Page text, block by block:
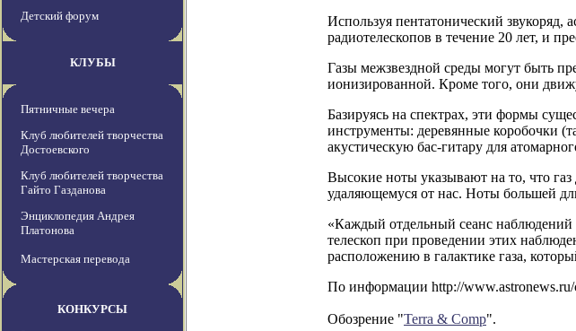
Детский форум
КЛУБЫ
Пятничные вечера
Клуб любителей творчества
Достоевского
Клуб любителей творчества
Гайто Газданова
Энциклопедия Андрея
Платонова
Мастерская перевода
КОНКУРСЫ
Используя пентатонический
радиотелескопов в течение 20 лет, и
Газы межзвездной среды могут быть
ионизированной. Кроме того, они
Базируясь на спектрах, эти формы
инструменты: деревянные коробочки
акустическую бас-гитару для
Высокие ноты указывают на то, что газ
удаляющемуся от нас. Ноты большей
«Каждый отдельный сеанс
телескоп при проведении этих
расположению в галактике газа,
По информации http://
Обозрение "Terra & Comp".